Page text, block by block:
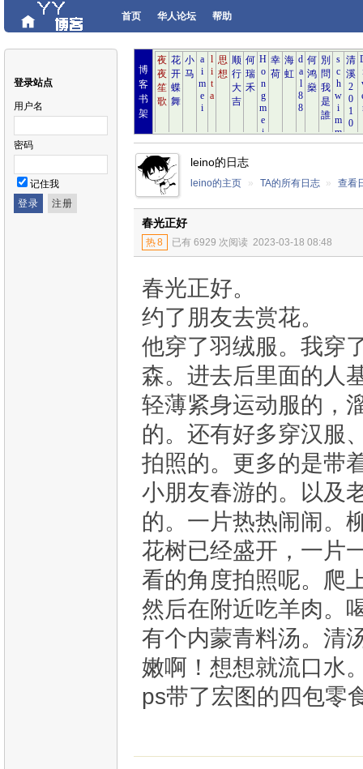
首页 华人论坛 帮助
登录站点
用户名
密码
记住我
博
客
书
架
leino的日志
leino的主页 » TA的所有日志 » 查看
春光正好
热8 已有 6929 次阅读 2023-03-18 08:48
春光正好。
约了朋友去赏花。
他穿了羽绒服。我穿
森。进去后里面的人
轻薄紧身运动服的，
的。还有好多穿汉服
拍照的。更多的是带
小朋友春游的。以及
的。一片热热闹闹。
花树已经盛开，一片
看的角度拍照呢。爬
然后在附近吃羊肉。
有个内蒙青料汤。清
嫩啊！想想就流口水
ps带了宏图的四包零